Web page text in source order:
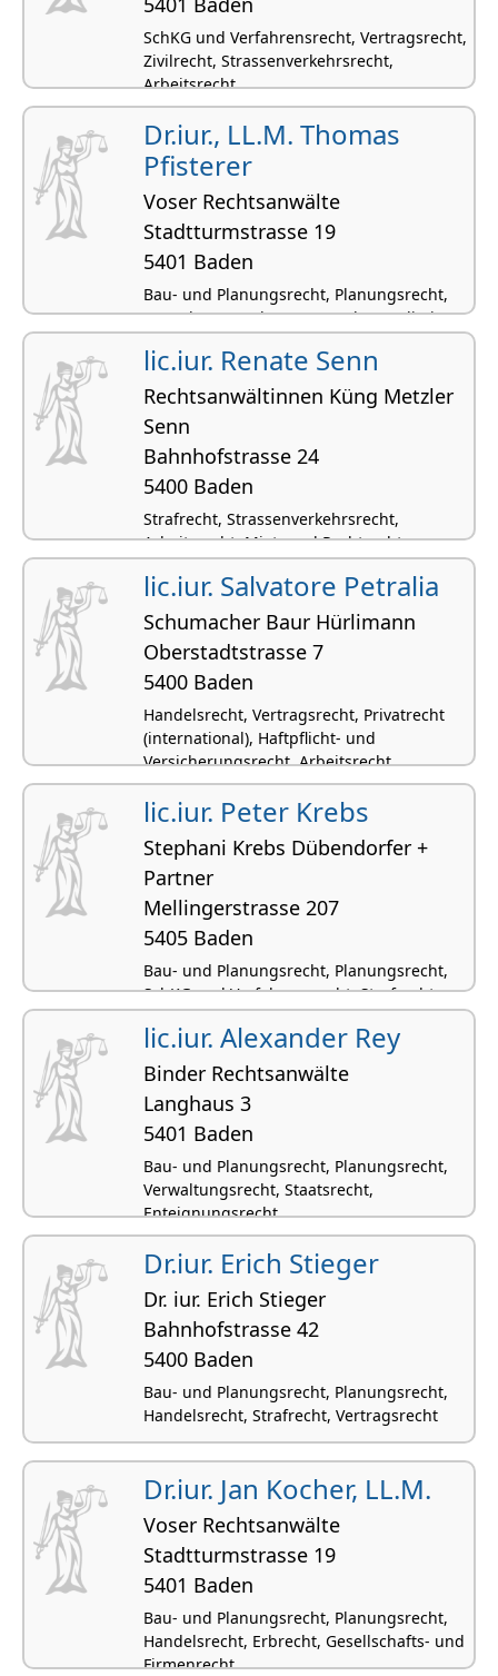
SchKG und Verfahrensrecht, Vertragsrecht,
Zivilrecht, Strassenverkehrsrecht,
Arbeitsrecht
Dr.iur., LL.M. Thomas
Pfisterer
Voser Rechtsanwälte
Stadtturmstrasse 19
5401 Baden
Bau- und Planungsrecht, Planungsrecht,
Verwaltungsrecht, Staatsrecht, Mediation
lic.iur. Renate Senn
Rechtsanwältinnen Küng Metzler
Senn
Bahnhofstrasse 24
5400 Baden
Strafrecht, Strassenverkehrsrecht,
Arbeitsrecht, Miet- und Pachtrecht,
Scheidungsrecht
lic.iur. Salvatore Petralia
Schumacher Baur Hürlimann
Oberstadtstrasse 7
5400 Baden
Handelsrecht, Vertragsrecht, Privatrecht
(international), Haftpflicht- und
Versicherungsrecht, Arbeitsrecht
lic.iur. Peter Krebs
Stephani Krebs Dübendorfer +
Partner
Mellingerstrasse 207
5405 Baden
Bau- und Planungsrecht, Planungsrecht,
SchKG und Verfahrensrecht, Strafrecht,
Vertragsrecht
lic.iur. Alexander Rey
Binder Rechtsanwälte
Langhaus 3
5401 Baden
Bau- und Planungsrecht, Planungsrecht,
Verwaltungsrecht, Staatsrecht,
Enteignungsrecht
Dr.iur. Erich Stieger
Dr. iur. Erich Stieger
Bahnhofstrasse 42
5400 Baden
Bau- und Planungsrecht, Planungsrecht,
Handelsrecht, Strafrecht, Vertragsrecht
Dr.iur. Jan Kocher, LL.M.
Voser Rechtsanwälte
Stadtturmstrasse 19
5401 Baden
Bau- und Planungsrecht, Planungsrecht,
Handelsrecht, Erbrecht, Gesellschafts- und
Firmenrecht